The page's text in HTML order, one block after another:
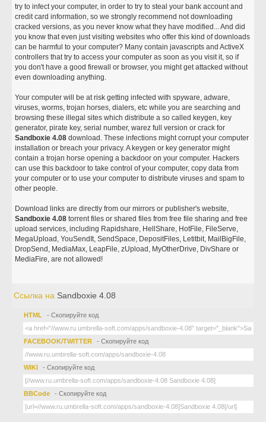
try to infect your computer, in order to try to steal your bank account and
credit card information, so we strongly recommend not downloading
cracked versions, as you never know what they have modified... And did
you know that even just visiting websites who offer this kind of downloads
can be harmful to your computer? Many contain javascripts and ActiveX
controllers that try to access your computer as soon as you visit it, so if
you don't have a good firewall or browser, you might get attacked without
even downloading anything.
Your computer will be at risk getting infected with spyware, adware,
viruses, worms, trojan horses, dialers, etc while you are searching and
browsing these illegal sites which distribute a so called keygen, key
generator, pirate key, serial number, warez full version or crack for
Sandboxie 4.08 download. These infections might corrupt your computer
installation or breach your privacy. A keygen or key generator might
contain a trojan horse opening a backdoor on your computer. Hackers
can use this backdoor to take control of your computer, copy data from
your computer or to use your computer to distribute viruses and spam to
other people.
Download links are directly from our mirrors or publisher's website,
Sandboxie 4.08 torrent files or shared files from free file sharing and free
upload services, including Rapidshare, HellShare, HotFile, FileServe,
MegaUpload, YouSendIt, SendSpace, DepositFiles, Letitbit, MailBigFile,
DropSend, MediaMax, LeapFile, zUpload, MyOtherDrive, DivShare or
MediaFire, are not allowed!
Ссылка на Sandboxie 4.08
HTML - Скопируйте код
FACEBOOK/TWITTER - Скопируйте код
WIKI - Скопируйте код
BBCode - Скопируйте код